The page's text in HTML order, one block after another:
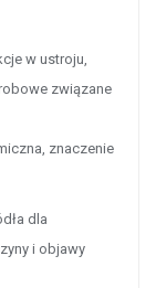
w ustroju,
związane
znaczenie
dla
i objawy